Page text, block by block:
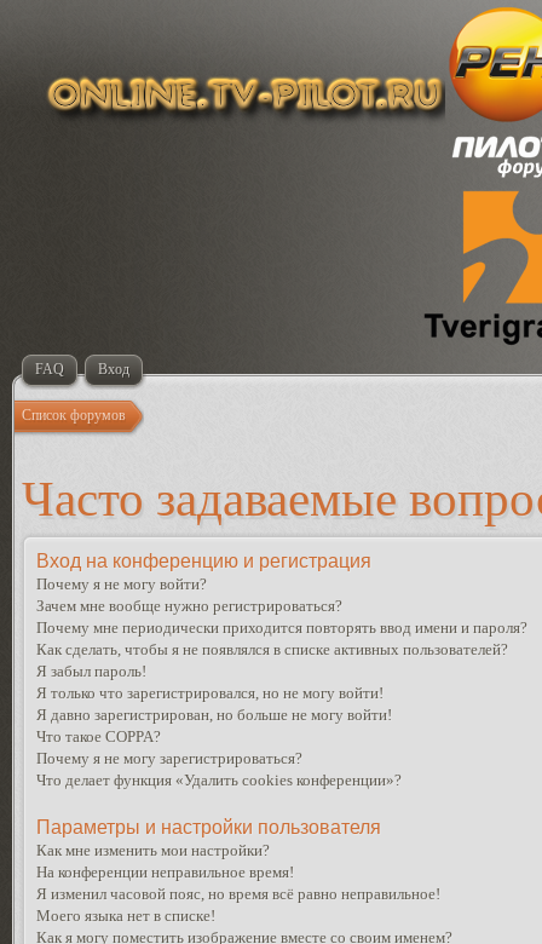
FAQ Вход
Список форумов
Часто задаваемые
Вход на конференцию и регистрация
Почему я не могу войти?
Зачем мне вообще нужно регистрироваться?
Почему мне периодически приходится повторять ввод имени и пароля?
Как сделать, чтобы я не появлялся в списке активных пользователей?
Я забыл пароль!
Я только что зарегистрировался, но не могу войти!
Я давно зарегистрирован, но больше не могу войти!
Что такое COPPA?
Почему я не могу зарегистрироваться?
Что делает функция «Удалить cookies конференции»?
Параметры и настройки пользователя
Как мне изменить мои настройки?
На конференции неправильное время!
Я изменил часовой пояс, но время всё равно неправильное!
Моего языка нет в списке!
Как я могу поместить изображение вместе со своим именем?